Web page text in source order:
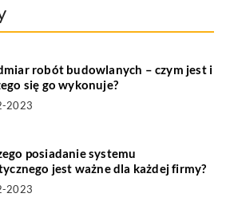
robót budowlanych – czym jest i
się go wykonuje?
2023
posiadanie systemu
jest ważne dla każdej firmy?
2023